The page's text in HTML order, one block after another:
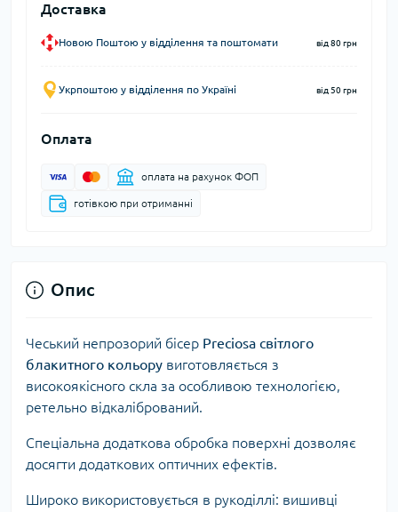
Доставка
Новою Поштою у відділення та поштомати від 80 грн
Укрпоштою у відділення по Україні від 50 грн
Оплата
оплата на рахунок ФОП
готівкою при отриманні
Опис
Чеський непрозорий бісер Preciosa світлого
блакитного кольору виготовляється з
високоякісного скла за особливою технологією,
ретельно відкалібрований.
Спеціальна додаткова обробка поверхні дозволяє
досягти додаткових оптичних ефектів.
Широко використовується в рукоділлі: вишивці